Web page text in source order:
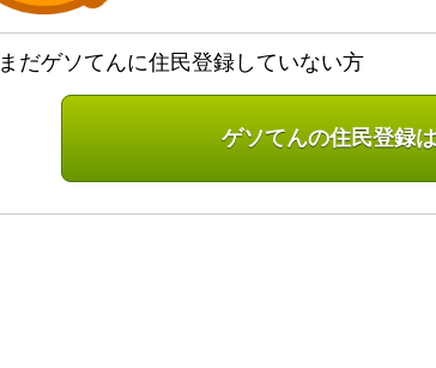
まだゲソてんに住民登録していない方
ゲソてんの住民登録